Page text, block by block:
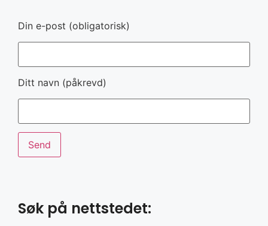
Din e-post (obligatorisk)
Ditt navn (påkrevd)
Søk på nettstedet: